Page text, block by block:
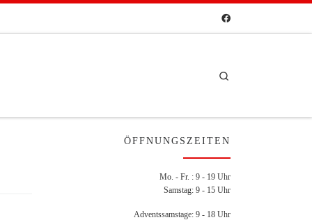
ÖFFNUNGSZEITEN
Mo. - Fr. : 9 - 19 Uhr
Samstag: 9 - 15 Uhr
Adventssamstage: 9 - 18 Uhr